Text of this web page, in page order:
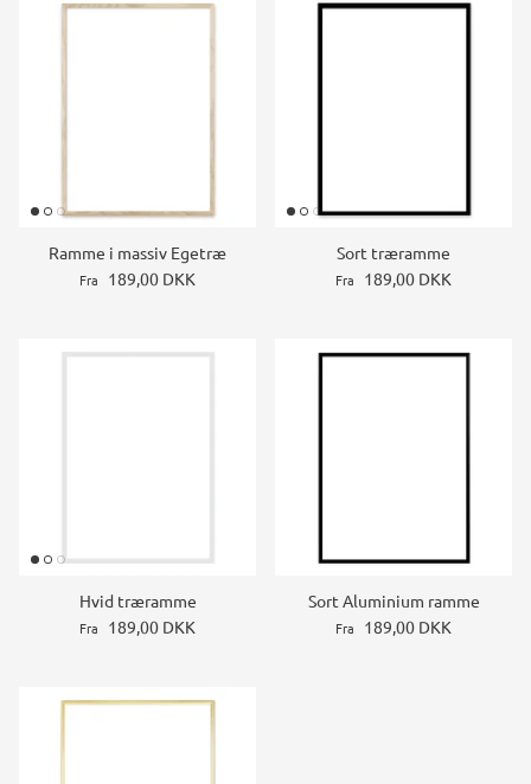
Ramme i massiv Egetræ
Fra 189,00 DKK
Sort træramme
Fra 189,00 DKK
Hvid træramme
Fra 189,00 DKK
Sort Aluminium ramme
Fra 189,00 DKK